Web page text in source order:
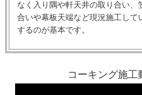
なく入り隅や軒天井の取り合い、
合いや幕板天端など現況施工して
するのが基本です。
コーキング施工